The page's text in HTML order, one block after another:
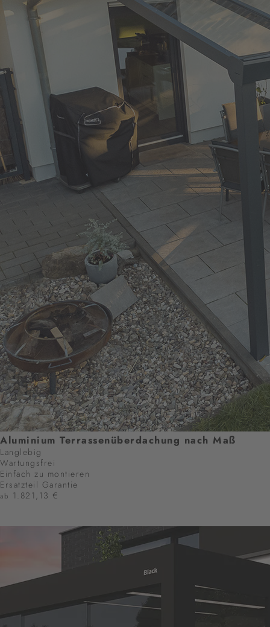
Aluminium Terrassenüberdachung nach Maß
Langlebig
Wartungsfrei
Einfach zu montieren
Ersatzteil Garantie
ab 1.821,13 €